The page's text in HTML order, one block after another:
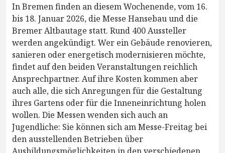
In Bremen finden an diesem Wochenende, vom 16.
bis 18. Januar 2026, die Messe Hansebau und die
Bremer Altbautage statt. Rund 400 Aussteller
werden angekündigt. Wer ein Gebäude renovieren,
sanieren oder energetisch modernisieren möchte,
findet auf den beiden Veranstaltungen reichlich
Ansprechpartner. Auf ihre Kosten kommen aber
auch alle, die sich Anregungen für die Gestaltung
ihres Gartens oder für die Inneneinrichtung holen
wollen. Die Messen wenden sich auch an
Jugendliche: Sie können sich am Messe-Freitag bei
den ausstellenden Betrieben über